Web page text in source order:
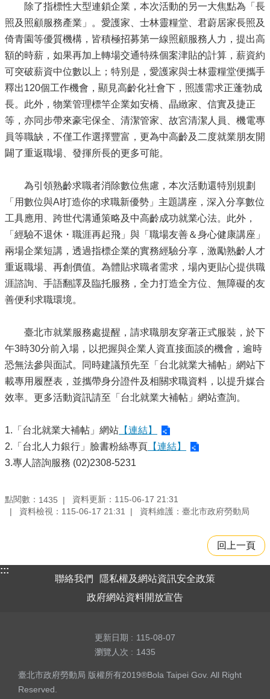
除了指標性大型連鎖企業，本次活動的另一大焦點為「長
照及照顧服務產業」。愛護家、士林靈糧堂、君蔚居家長照及
倚青園等優質機構，皆積極招募第一線照顧服務人力，提出高
額的時薪，如果再加上轉場交通特殊個案津貼的計算，薪資約
可突破薪資中位數以上；特別是，愛護家與士林靈糧堂便攜手
釋出120個工作機會，顯見高齡化社會下，照護需求正蓬勃成
長。此外，物業管理標竿企業如安橋、晶緻家、信實及捷正
等，亦同步帶來豪宅保全、清潔管家、故宮清潔人員、機電專
員等職缺，不僅工作選擇豐富，更為中高齡及二度就業朋友開
闢了重返職場、發揮所長的更多可能。
為引領熟齡求職者消除數位焦慮，本次活動還特別規劃
「用數位與AI打造你的求職新優勢」主題講座，深入分享數位
工具應用、跨世代溝通策略及中高齡成功就業心法。此外，
「經驗不退休・職涯再起飛」與「職場友善＆身心健康講座」
兩場企業短講，透過指標企業的實務經驗分享，激勵熟齡人才
重返職場、再創價值。為體貼求職者需求，場內更貼心提供職
涯諮詢、手語翻譯及臨托服務，全力打造全方位、無障礙的友
善便利求職環境。
臺北市就業服務處提醒，請求職朋友穿著正式服裝，於下
午3時30分前入場，以把握與企業人資直接面談的機會，逾時
恐無法參與面試。同時建議預先至「台北就業大補帖」網站下
載專用履歷表，並攜帶身分證件及相關求職資料，以提升媒合
效率。更多活動資訊請至「台北就業大補帖」網站查詢。
1.「台北就業大補帖」網站 【連結】
2.「台北人力銀行」臉書粉絲專頁 【連結】
3.專人諮詢服務 (02)2308-5231
點閱數： 1435
資料更新：115-06-17 21:31
資料檢視：115-06-17 21:31
資料維護：臺北市政府勞動局
回上一頁
:::
聯絡我們
隱私權及網站資訊安全政策
政府網站資料開放宣告
更新日期
115-08-07
瀏覽人次
1435
臺北市政府勞動局 版權所有2019®Bola Taipei Gov. All Right
Reserved.